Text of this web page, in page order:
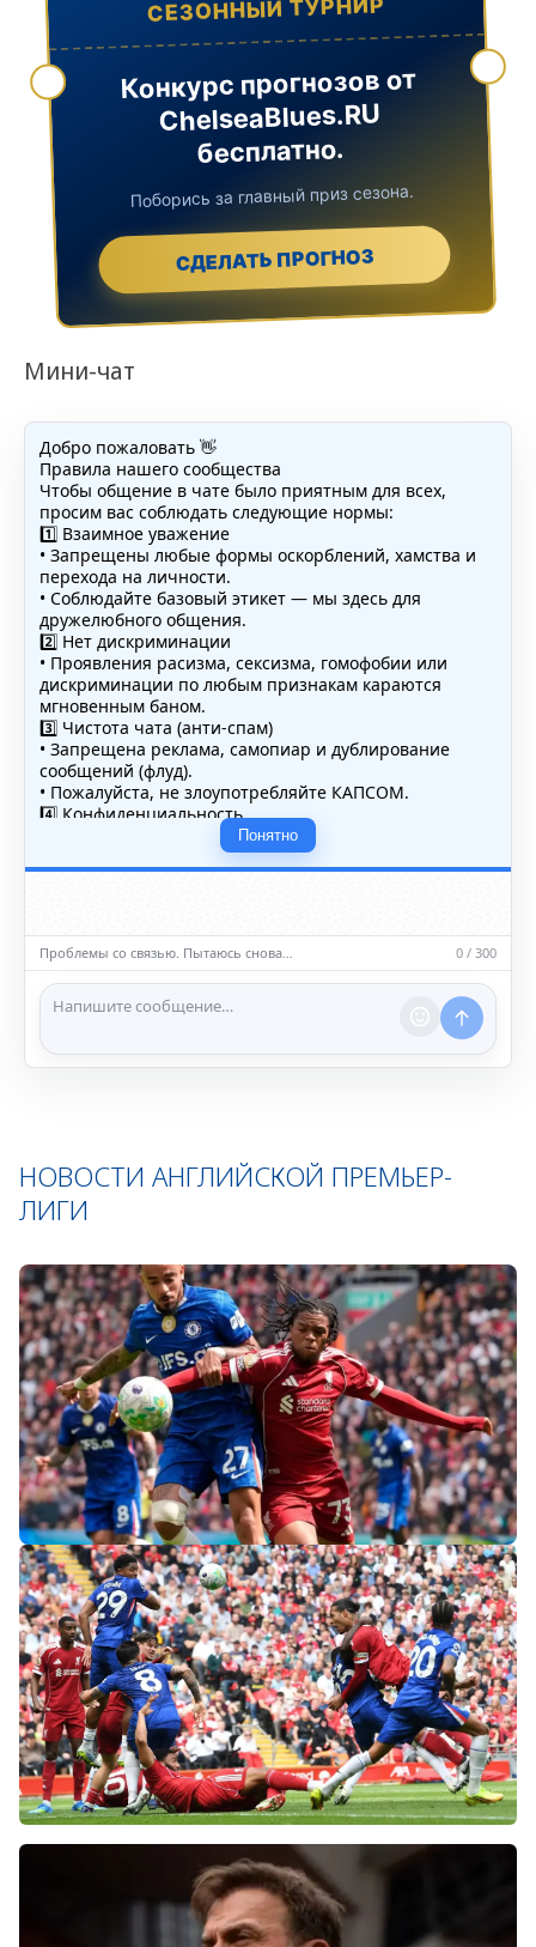
СЕЗОННЫЙ ТУРНИР
Конкурс прогнозов от
ChelseaBlues.RU
бесплатно.
Поборись за главный приз сезона.
СДЕЛАТЬ ПРОГНОЗ
Мини-чат
Добро пожаловать 👋
Правила нашего сообщества
Чтобы общение в чате было приятным для всех,
просим вас соблюдать следующие нормы:
1️⃣ Взаимное уважение
• Запрещены любые формы оскорблений, хамства и
перехода на личности.
• Соблюдайте базовый этикет — мы здесь для
дружелюбного общения.
2️⃣ Нет дискриминации
• Проявления расизма, сексизма, гомофобии или
дискриминации по любым признакам караются
мгновенным баном.
3️⃣ Чистота чата (анти-спам)
• Запрещена реклама, самопиар и дублирование
сообщений (флуд).
• Пожалуйста, не злоупотребляйте КАПСОМ.
4️⃣ Конфиденциальность
• Не публикуйте личные данные — свои или чужие
(телефоны, адреса, документы).
5️⃣ Уместность контента
насилию.
ℹ️ Модераторы и администраторы вправе удалять
сообщения и ограничивать доступ к чату при
нарушении правил.
Понятно
Проблемы со связью. Пытаюсь снова… 0 / 300
НОВОСТИ АНГЛИЙСКОЙ ПРЕМЬЕР-
ЛИГИ
«Слот не тот человек»: болельщики
«Ливерпуля» и «Челси» разнесли тренеров
после ничьей на «Энфилде»
Фанаты «Ливерпуля» шокированы
неспособностью команды обыграть нынешний